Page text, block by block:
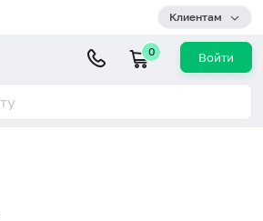
Клиентам
0 Войти